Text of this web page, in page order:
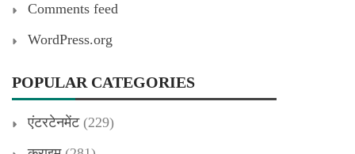
Comments feed
WordPress.org
POPULAR CATEGORIES
एंटरटेनमेंट(229)